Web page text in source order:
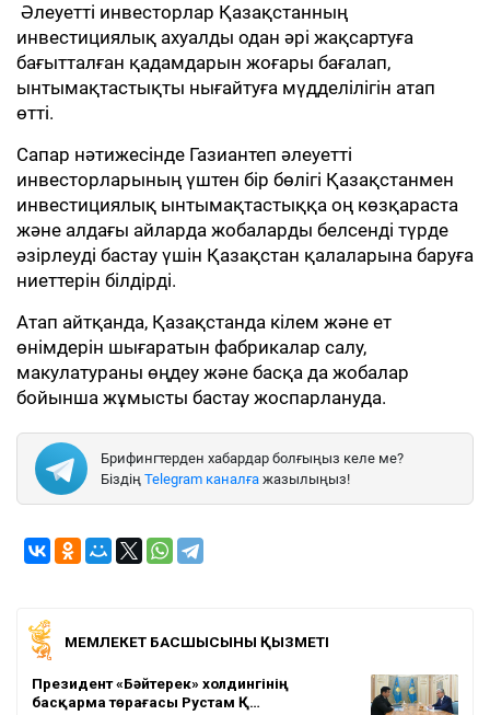
Әлеуетті инвесторлар Қазақстанның
инвестициялық ахуалды одан әрі жақсартуға
бағытталған қадамдарын жоғары бағалап,
ынтымақтастықты нығайтуға мүдделілігін атап
өтті.
Сапар нәтижесінде Газиантеп әлеуетті
инвесторларының үштен бір бөлігі Қазақстанмен
инвестициялық ынтымақтастыққа оң көзқараста
және алдағы айларда жобаларды белсенді түрде
әзірлеуді бастау үшін Қазақстан қалаларына баруға
ниеттерін білдірді.
Атап айтқанда, Қазақстанда кілем және ет
өнімдерін шығаратын фабрикалар салу,
макулатураны өңдеу және басқа да жобалар
бойынша жұмысты бастау жоспарлануда.
Брифингтерден хабардар болғыңыз келе ме?
Біздің Telegram каналға жазылыңыз!
МЕМЛЕКЕТ БАСШЫСЫНЫҢ ҚЫЗМЕТІ
Президент «Бәйтерек» холдингінің
басқарма төрағасы Рустам Қ…